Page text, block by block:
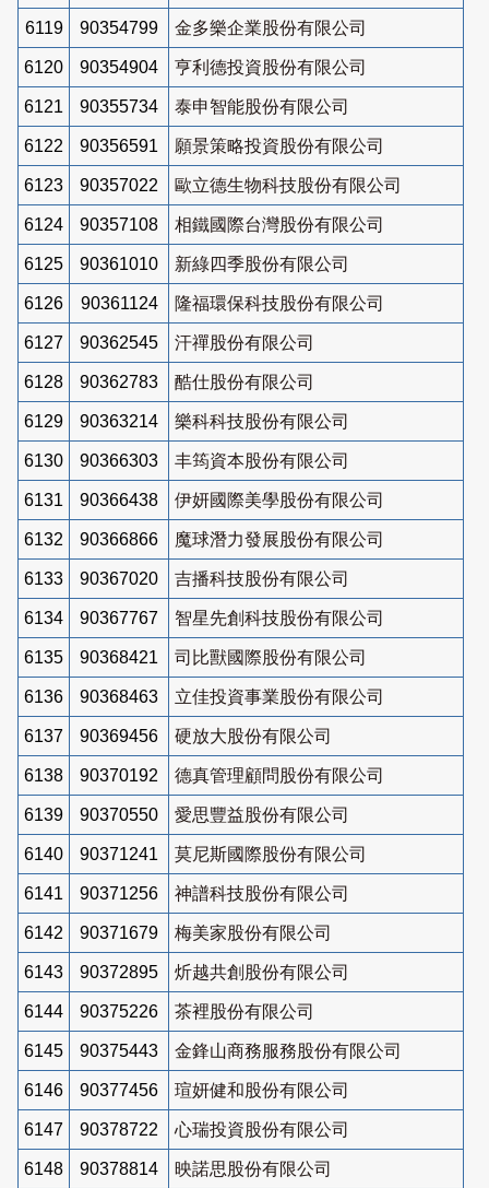
6119 90354799 金多樂企業股份有限公司
6120 90354904 亨利德投資股份有限公司
6121 90355734 泰申智能股份有限公司
6122 90356591 願景策略投資股份有限公司
6123 90357022 歐立德生物科技股份有限公司
6124 90357108 相鐵國際台灣股份有限公司
6125 90361010 新綠四季股份有限公司
6126 90361124 隆福環保科技股份有限公司
6127 90362545 汗禪股份有限公司
6128 90362783 酷仕股份有限公司
6129 90363214 樂科科技股份有限公司
6130 90366303 丰筠資本股份有限公司
6131 90366438 伊妍國際美學股份有限公司
6132 90366866 魔球潛力發展股份有限公司
6133 90367020 吉播科技股份有限公司
6134 90367767 智星先創科技股份有限公司
6135 90368421 司比獸國際股份有限公司
6136 90368463 立佳投資事業股份有限公司
6137 90369456 硬放大股份有限公司
6138 90370192 德真管理顧問股份有限公司
6139 90370550 愛思豐益股份有限公司
6140 90371241 莫尼斯國際股份有限公司
6141 90371256 神譜科技股份有限公司
6142 90371679 梅美家股份有限公司
6143 90372895 炘越共創股份有限公司
6144 90375226 茶裡股份有限公司
6145 90375443 金鋒山商務服務股份有限公司
6146 90377456 瑄妍健和股份有限公司
6147 90378722 心瑞投資股份有限公司
6148 90378814 映諾思股份有限公司